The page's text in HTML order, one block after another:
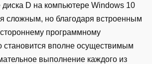
диска D на компьютере Windows 10
сложным, но благодаря встроенным
программному
становится вполне осуществимым
выполнение каждого из